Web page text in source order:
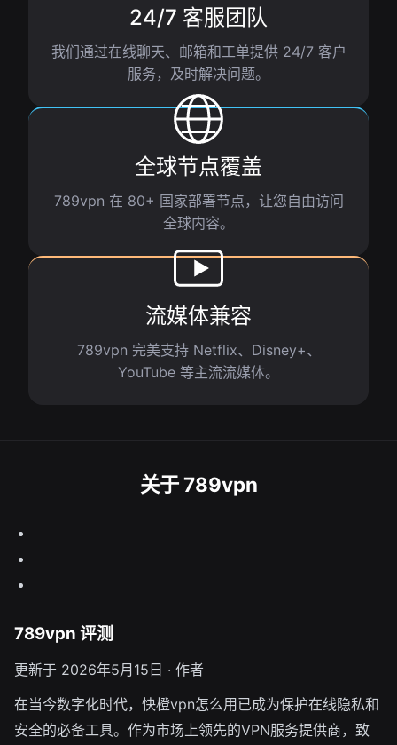
24/7 客服团队
我们通过在线聊天、邮箱和工单提供 24/7 客户
服务，及时解决问题。
全球节点覆盖
789vpn 在 80+ 国家部署节点，让您自由访问
全球内容。
流媒体兼容
789vpn 完美支持 Netflix、Disney+、
YouTube 等主流流媒体。
关于 789vpn
789vpn 评测
更新于 2026年5月15日 · 作者
在当今数字化时代，快橙vpn怎么用已成为保护在线隐私和
安全的必备工具。作为市场上领先的VPN服务提供商，致